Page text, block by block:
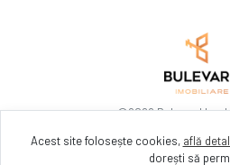
©2026Bulevard
Acest site folosește cookies, află
dorești să